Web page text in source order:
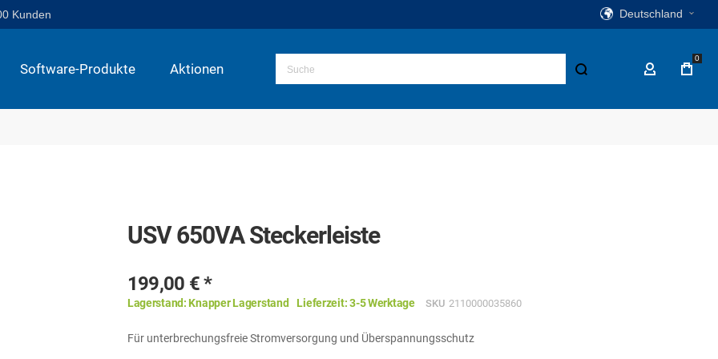
Kunden Deutschland
Software-Produkte Aktionen Mein Konto
0
USV 650VA Steckerleiste
199,00 €
Lagerstand: Knapper Lagerstand Lieferzeit:3-5 Werktage SKU 2110000035860
Für unterbrechungsfreie Stromversorgung und Überspannungsschutz